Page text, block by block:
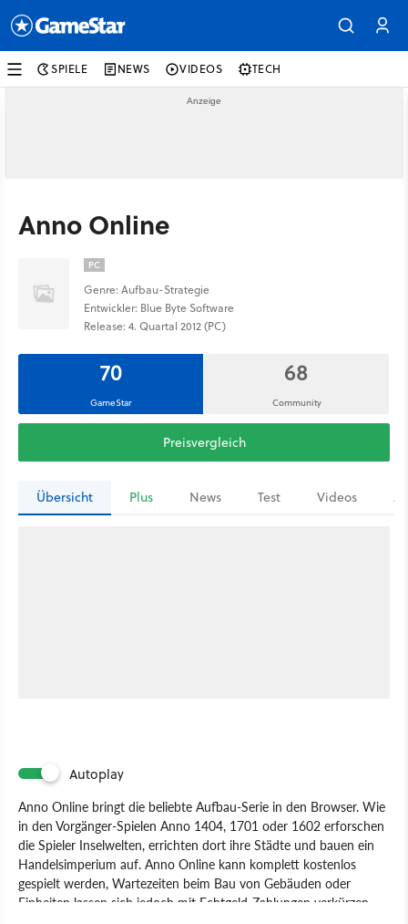
SPIELE NEWS VIDEOS TECH
Anno Online
PC
Genre: Aufbau-Strategie
Entwickler: Blue Byte Software
Release: 4. Quartal 2012 (PC)
70
GameStar
68
Community
Preisvergleich
Übersicht Plus News Test Videos
Autoplay
Anno Online bringt die beliebte Aufbau-Serie in den Browser. Wie
in den Vorgänger-Spielen Anno 1404, 1701 oder 1602 erforschen
die Spieler Inselwelten, errichten dort ihre Städte und bauen ein
Handelsimperium auf. Anno Online kann komplett kostenlos
gespielt werden, Wartezeiten beim Bau von Gebäuden oder
Einheiten lassen sich jedoch mit Echtgeld-Zahlungen verkürzen.